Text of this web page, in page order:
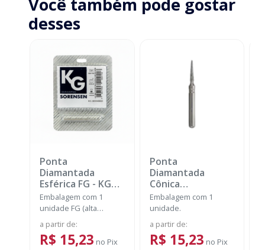
Você também pode gostar
desses
Ponta
Diamantada
Esférica FG - KG
SORENSEN
Embalagem com 1
unidade FG (alta
rotação).
a partir de:
R$ 15,23 no Pix
Ponta
Diamantada
Cônica
Extremidade
Arredondada FG
Embalagem com 1
unidade.
a partir de:
R$ 15,23 no Pix